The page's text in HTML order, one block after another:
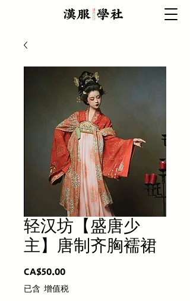
轻汉坊【盛唐少
主】唐制齐胸襦裙
CA$50.00價
格
已含 增值税